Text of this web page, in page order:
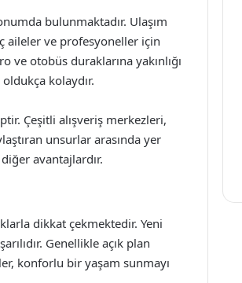
bulunmaktadır. Ulaşım
aileler ve profesyoneller için
ve otobüs duraklarına yakınlığı
kolaydır.
Çeşitli alışveriş merkezleri,
unsurlar arasında yer
avantajlardır.
dikkat çekmektedir. Yeni
Genellikle açık plan
konforlu bir yaşam sunmayı